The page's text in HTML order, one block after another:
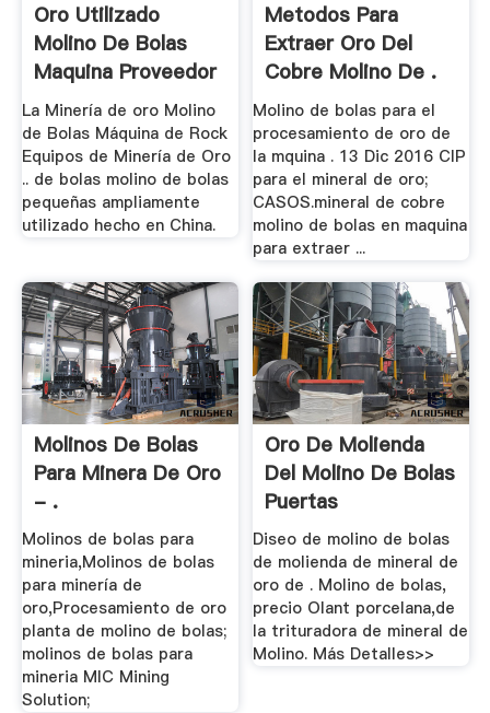
Oro Utilizado
Molino De Bolas
Maquina Proveedor
.
La Minería de oro Molino
de Bolas Máquina de Rock
Equipos de Minería de Oro
.. de bolas molino de bolas
pequeñas ampliamente
utilizado hecho en China.
Metodos Para
Extraer Oro Del
Cobre Molino De .
Molino de bolas para el
procesamiento de oro de
la mquina . 13 Dic 2016 CIP
para el mineral de oro;
CASOS.mineral de cobre
molino de bolas en maquina
para extraer ...
Molinos De Bolas
Para Minera De Oro
- .
Molinos de bolas para
mineria,Molinos de bolas
para minería de
oro,Procesamiento de oro
planta de molino de bolas;
molinos de bolas para
mineria MIC Mining
Solution;
Oro De Molienda
Del Molino De Bolas
Puertas
Diseo de molino de bolas
de molienda de mineral de
oro de . Molino de bolas,
precio Olant porcelana,de
la trituradora de mineral de
Molino. Más Detalles>>